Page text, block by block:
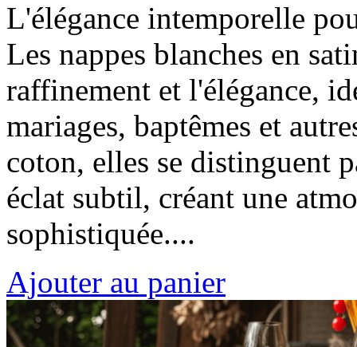
L'élégance intemporelle
Les nappes blanches en
raffinement et l'élégance,
mariages, baptêmes et
coton, elles se distinguent
éclat subtil, créant une
sophistiquée....
Ajouter au panier